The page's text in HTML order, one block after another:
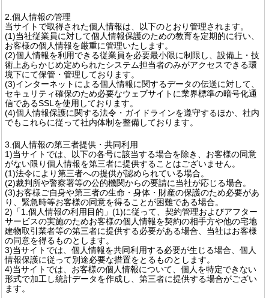
2.個人情報の管理
当サイトで取得された個人情報は、以下のとおり管理されます。
(1)当社従業員に対して個人情報保護のための教育を定期的に行い、
お客様の個人情報を厳重に管理いたします。
(2)個人情報を利用できる従業員を必要最小限に制限し、設備上・技
術上あらかじめ定められたシステム担当者のみがアクセスできる環
境下にて保管・管理しております。
(3)インターネットによる個人情報に関するデータの伝送に対して、
セキュリティ確保のため必要なウェブサイトに業界標準の暗号化通
信であるSSLを使用しております。
(4)個人情報保護に関する法令・ガイドラインを遵守するほか、社内
でもこれらに従って社内体制を整備しております。
3.個人情報の第三者提供・共同利用
1)当サイトでは、以下の各号に該当する場合を除き、お客様の同意
がない限り個人情報を第三者に提供することはございません。
(1)法令により第三者への提供が認められている場合。
(2)裁判所や警察署等の公的機関からの要請に当社が応じる場合。
(3)お客様ご自身や第三者の生命・身体・財産の保護のため必要があ
り、緊急時等お客様の同意を得ることが困難である場合。
2)「1.個人情報の利用目的」(1)に従って、契約管理およびアフター
サービスの実施のためお客様の個人情報を契約の相手方や他の宅地
建物取引業者等の第三者に提供する必要がある場合、当社はお客様
の同意を得るものとします。
3)当サイトでは、個人情報を共同利用する必要が生じる場合、個人
情報保護に従って別途必要な措置をとるものとします。
4)当サイトでは、お客様の個人情報について、個人を特定できない
形式で加工し統計データを作成し、第三者に提供する場合がござい
ます。